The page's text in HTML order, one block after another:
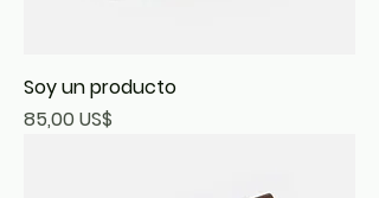
Soy un producto
Precio
85,00 US$